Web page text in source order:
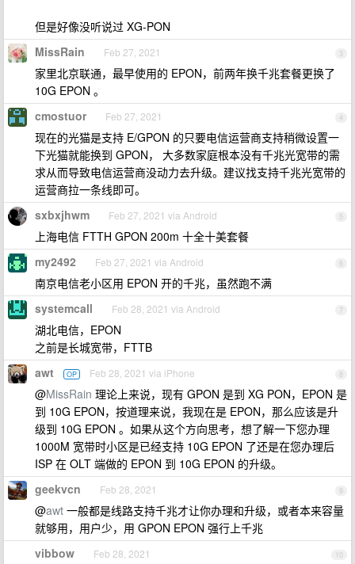
但是好像没听说过 XG-PON
3
MissRain Feb 27, 2021
家里北京联通，最早使用的 EPON，前两年换千兆套餐更换了
10G EPON 。
4
cmostuor Feb 27, 2021
现在的光猫是支持 E/GPON 的只要电信运营商支持稍微设置一
下光猫就能换到 GPON， 大多数家庭根本没有千兆光宽带的需
求从而导致电信运营商没动力去升级。建议找支持千兆光宽带的
运营商拉一条线即可。
5
sxbxjhwm Feb 27, 2021 via Android
上海电信 FTTH GPON 200m 十全十美套餐
6
my2492 Feb 27, 2021 via Android
南京电信老小区用 EPON 开的千兆，虽然跑不满
7
systemcall Feb 28, 2021 via Android
湖北电信，EPON
之前是长城宽带，FTTB
8
awt OP Feb 28, 2021 via iPhone
@MissRain 理论上来说，现有 GPON 是到 XG PON，EPON 是
到 10G EPON，按道理来说，我现在是 EPON，那么应该是升
级到 10G EPON 。如果从这个方向思考，想了解一下您办理
1000M 宽带时小区是已经支持 10G EPON 了还是在您办理后
ISP 在 OLT 端做的 EPON 到 10G EPON 的升级。
9
geekvcn Feb 28, 2021
@awt 一般都是线路支持千兆才让你办理和升级，或者本来容量
就够用，用户少，用 GPON EPON 强行上千兆
10
vibbow Feb 28, 2021